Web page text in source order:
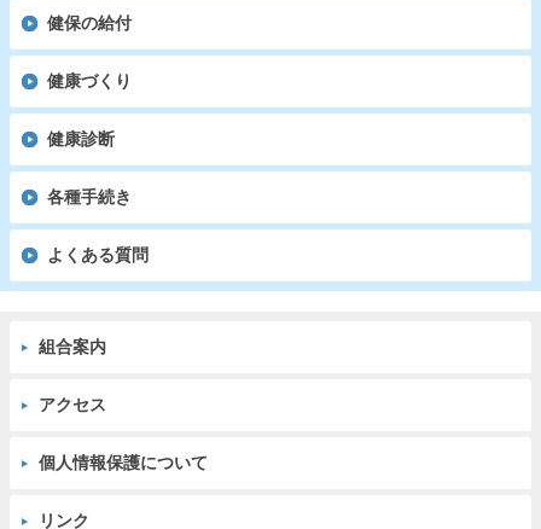
健保の給付
健康づくり
健康診断
各種手続き
よくある質問
組合案内
アクセス
個人情報保護について
リンク